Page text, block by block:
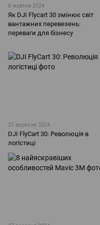
8 жовтня 2024
Як DJI Flycart 30 змінює світ
вантажних перевезень:
переваги для бізнесу
27 вересня 2024
DJI FlyCart 30: Революція в
логістиці